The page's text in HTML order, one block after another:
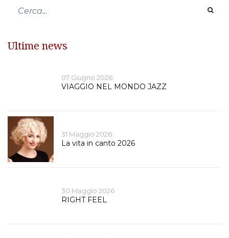
Ultime news
07 Giugno 2026
VIAGGIO NEL MONDO JAZZ
31 Maggio 2026
La vita in canto 2026
30 Maggio 2026
RIGHT FEEL